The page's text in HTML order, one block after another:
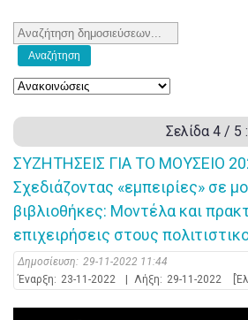
Σελίδα 4 / 5 :
ΣΥΖΗΤΗΣΕΙΣ ΓΙΑ ΤΟ ΜΟΥΣΕΙΟ
Σχεδιάζοντας «εμπειρίες» σε
βιβλιοθήκες: Μοντέλα και
επιχειρήσεις στους
Δημοσίευση: 29-11-2022 11:44
Έναρξη: 23-11-2022 Λήξη: 29-11-2022